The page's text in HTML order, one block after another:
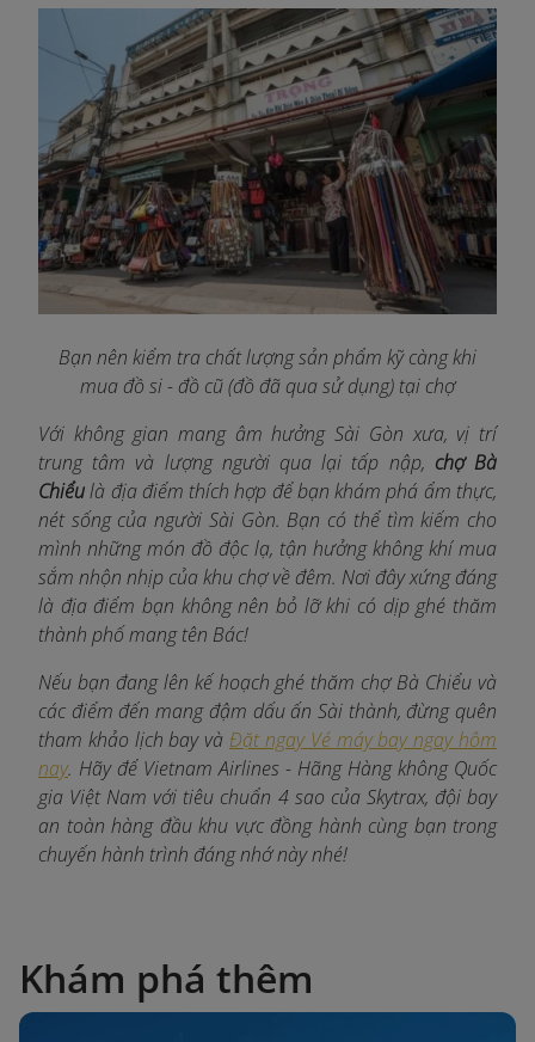
Bạn nên kiểm tra chất lượng sản phẩm kỹ càng khi
mua đồ si - đồ cũ (đồ đã qua sử dụng) tại chợ
Với không gian mang âm hưởng Sài Gòn xưa, vị trí
trung tâm và lượng người qua lại tấp nập, chợ Bà
Chiểulà địa điểm thích hợp để bạn khám phá ẩm thực,
nét sống của người Sài Gòn. Bạn có thể tìm kiếm cho
mình những món đồ độc lạ, tận hưởng không khí mua
sắm nhộn nhịp của khu chợ về đêm. Nơi đây xứng đáng
là địa điểm bạn không nên bỏ lỡ khi có dịp ghé thăm
thành phố mang tên Bác!
Nếu bạn đang lên kế hoạch ghé thăm chợ Bà Chiểu và
các điểm đến mang đậm dấu ấn Sài thành, đừng quên
tham khảo lịch bay và Đặt ngay Vé máy bay ngay hôm
nay. Hãy để Vietnam Airlines - Hãng Hàng không Quốc
gia Việt Nam với tiêu chuẩn 4 sao của Skytrax, đội bay
an toàn hàng đầu khu vực đồng hành cùng bạn trong
chuyến hành trình đáng nhớ này nhé!
Khám phá thêm